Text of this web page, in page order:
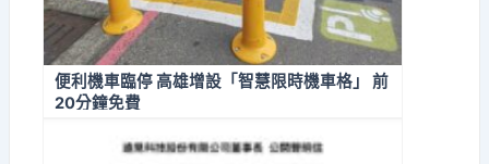
便利機車臨停 高雄增設「智慧限時機車格」 前
20分鐘免費